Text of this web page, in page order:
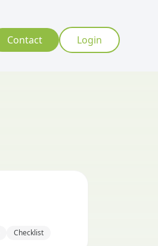
Contact Login
Checklist